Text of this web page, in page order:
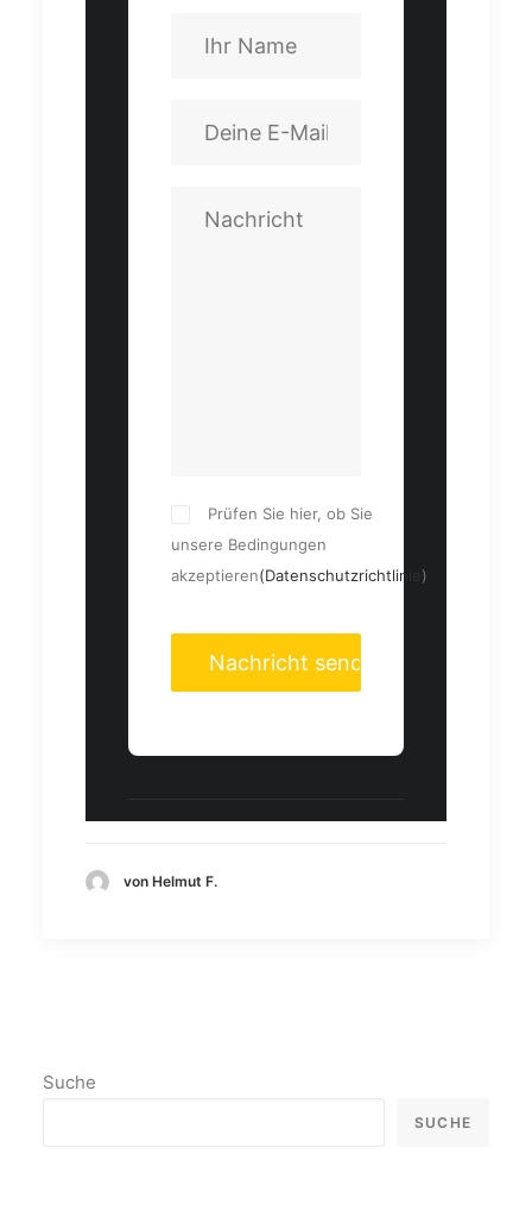
Prüfen Sie hier, ob Sie
unsere Bedingungen
akzeptieren(Datenschutzrichtlinie )
von Helmut F.
Suche
SUCHE